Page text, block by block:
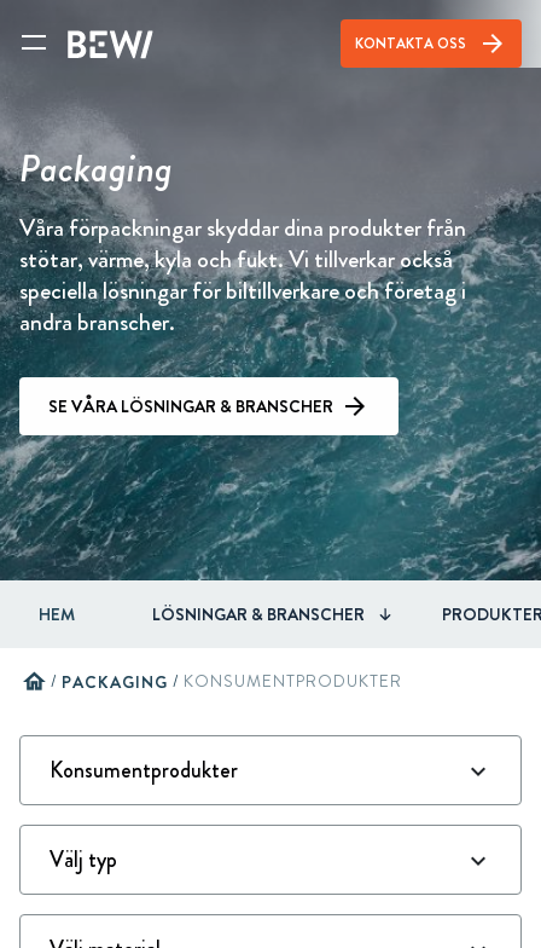
KONTAKTA OSS arrow_forward
Packaging
Våra förpackningar skyddar dina produkter från
stötar, värme, kyla och fukt. Vi tillverkar också
speciella lösningar för biltillverkare och företag i
andra branscher.
SE VÅRA LÖSNINGAR & BRANSCHER
HEM LÖSNINGAR & BRANSCHER
home / PACKAGING / KONSUMENTPRODUKTER